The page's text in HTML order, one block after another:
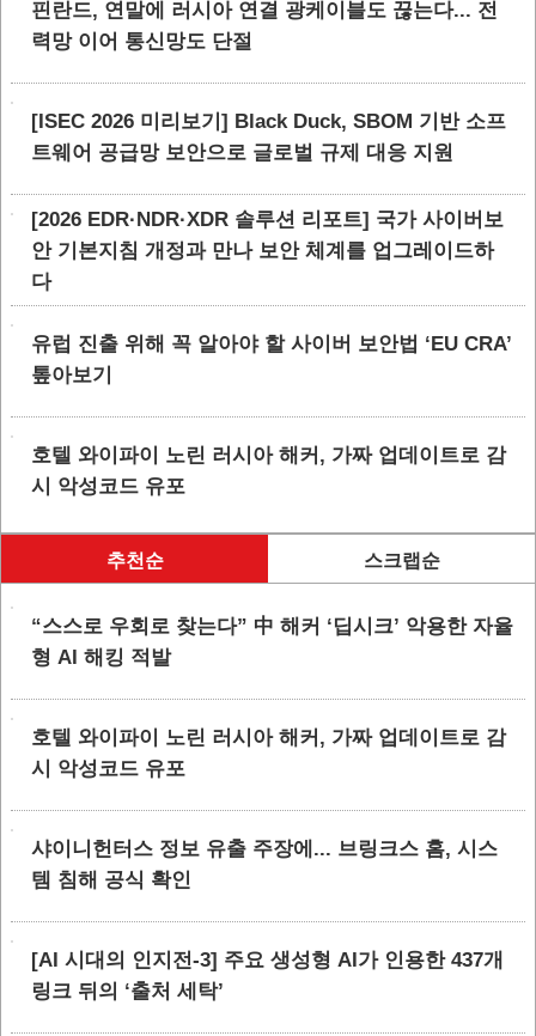
핀란드, 연말에 러시아 연결 광케이블도 끊는다... 전
력망 이어 통신망도 단절
[ISEC 2026 미리보기] Black Duck, SBOM 기반 소프
트웨어 공급망 보안으로 글로벌 규제 대응 지원
[2026 EDR·NDR·XDR 솔루션 리포트] 국가 사이버보
안 기본지침 개정과 만나 보안 체계를 업그레이드하
다
유럽 진출 위해 꼭 알아야 할 사이버 보안법 ‘EU CRA’
톺아보기
호텔 와이파이 노린 러시아 해커, 가짜 업데이트로 감
시 악성코드 유포
추천순 스크랩순
“스스로 우회로 찾는다” 中 해커 ‘딥시크’ 악용한 자율
형 AI 해킹 적발
호텔 와이파이 노린 러시아 해커, 가짜 업데이트로 감
시 악성코드 유포
샤이니헌터스 정보 유출 주장에... 브링크스 홈, 시스
템 침해 공식 확인
[AI 시대의 인지전-3] 주요 생성형 AI가 인용한 437개
링크 뒤의 ‘출처 세탁’